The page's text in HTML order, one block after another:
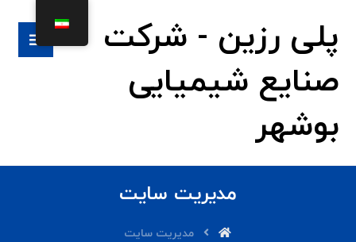
پلی رزین - شرکت
صنایع شیمیایی
بوشهر
مدیریت سایت
مدیریت سایت